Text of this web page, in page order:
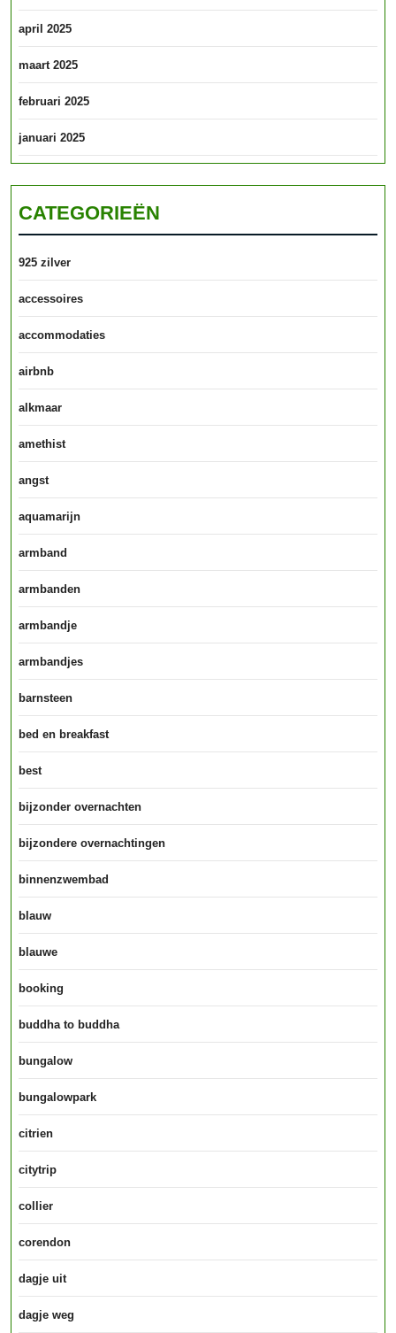
april 2025
maart 2025
februari 2025
januari 2025
CATEGORIEËN
925 zilver
accessoires
accommodaties
airbnb
alkmaar
amethist
angst
aquamarijn
armband
armbanden
armbandje
armbandjes
barnsteen
bed en breakfast
best
bijzonder overnachten
bijzondere overnachtingen
binnenzwembad
blauw
blauwe
booking
buddha to buddha
bungalow
bungalowpark
citrien
citytrip
collier
corendon
dagje uit
dagje weg